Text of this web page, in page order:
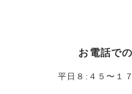
お電話で
平日８:４５〜１